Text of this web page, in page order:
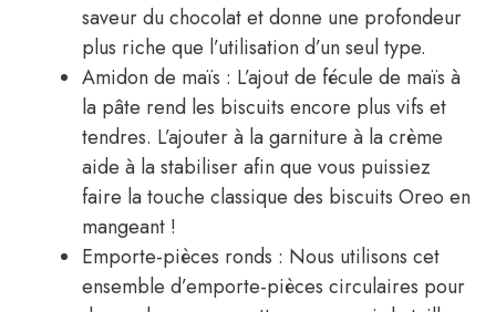
saveur du chocolat et donne une profondeur
plus riche que l’utilisation d’un seul type.
Amidon de maïs : L’ajout de fécule de maïs à
la pâte rend les biscuits encore plus vifs et
tendres. L’ajouter à la garniture à la crème
aide à la stabiliser afin que vous puissiez
faire la touche classique des biscuits Oreo en
mangeant !
Emporte-pièces ronds : Nous utilisons cet
ensemble d’emporte-pièces circulaires pour